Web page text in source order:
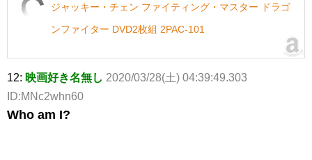
ジャッキー・チェン ファイティング・マスター ドラゴ
ンファイター DVD2枚組 2PAC-101
12: 映画好き名無し 2020/03/28(土) 04:39:49.303
ID:MNc2whn60
Who am I?